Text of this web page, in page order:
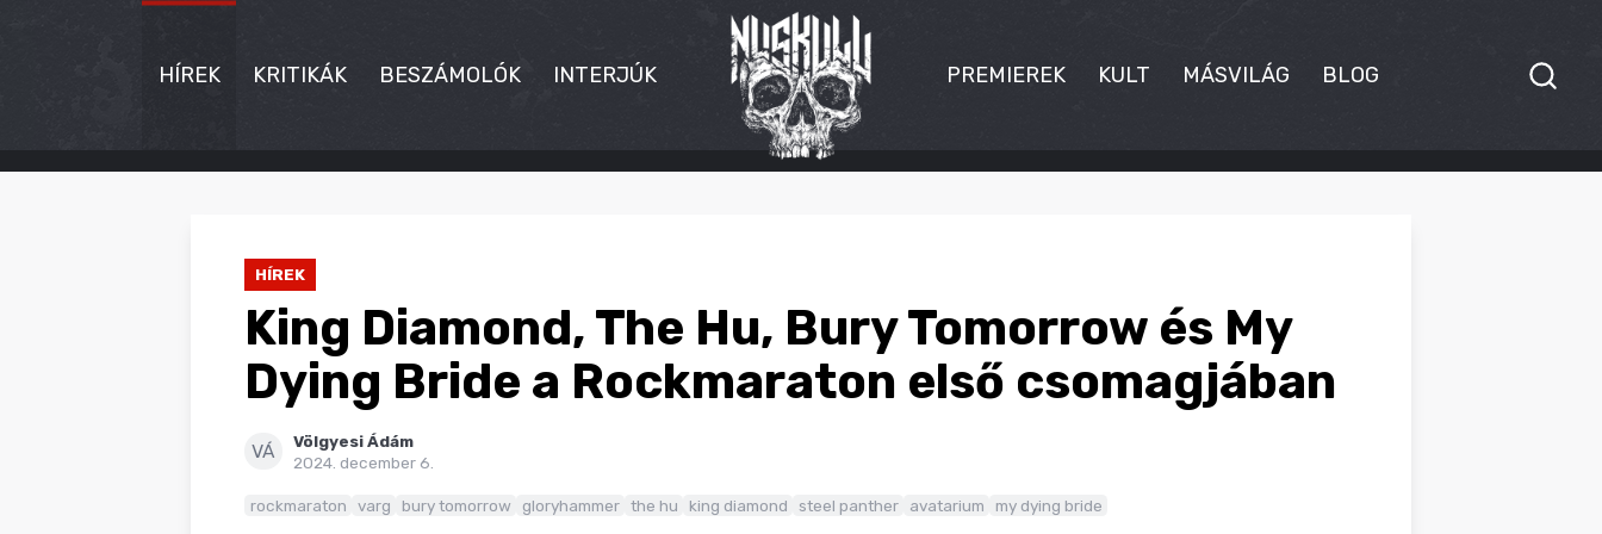
HÍREK KRITIKÁK BESZÁMOLÓK INTERJÚK PREMIEREK KULT MÁSVILÁG BLOG
HÍREK
HÍREK
King Diamond, The Hu, Bury Tomorrow és My
Dying Bride a Rockmaraton első csomagjában
VÁ
Völgyesi Ádám
2024. december 6.
rockmaraton varg bury tomorrow gloryhammer the hu king diamond steel panther avatarium my dying bride